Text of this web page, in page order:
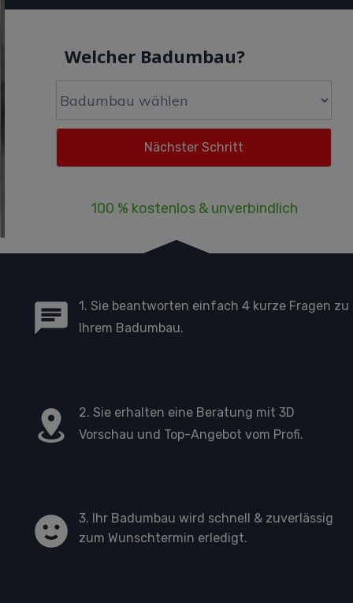
Welcher Badumbau?
100 % kostenlos & unverbindlich
1. Sie beantworten einfach 4 kurze Fragen zu
Ihrem Badumbau.
2. Sie erhalten eine Beratung mit 3D
Vorschau und Top-Angebot vom Profi.
3. Ihr Badumbau wird schnell & zuverlässig
zum Wunschtermin erledigt.